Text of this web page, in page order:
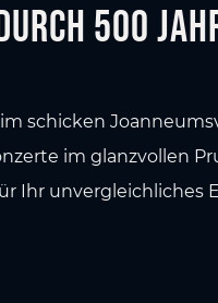
500
schicken
im glanzvollen
Ihr unvergleichliches